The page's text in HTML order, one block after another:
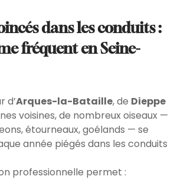
dans les conduits :
fréquent en Seine-
d’Arques-la-Bataille, de Dieppe
voisines, de nombreux oiseaux —
étourneaux, goélands — se
année piégés dans les conduits
professionnelle permet :